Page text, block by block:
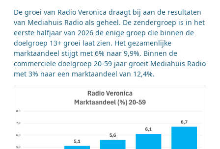
De groei van Radio Veronica draagt bij aan de resultaten
van Mediahuis Radio als geheel. De zendergroep is in het
eerste halfjaar van 2026 de enige groep die binnen de
doelgroep 13+ groei laat zien. Het gezamenlijke
marktaandeel stijgt met 6% naar 9,9%. Binnen de
commerciële doelgroep 20-59 jaar groeit Mediahuis Radio
met 3% naar een marktaandeel van 12,4%.